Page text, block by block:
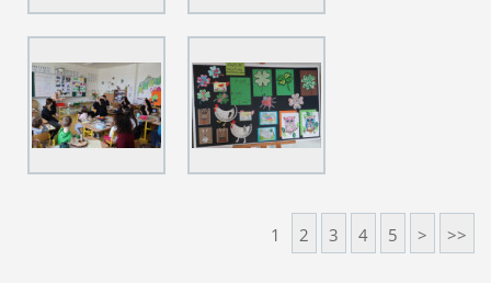
1 2 3 4 5 > >>